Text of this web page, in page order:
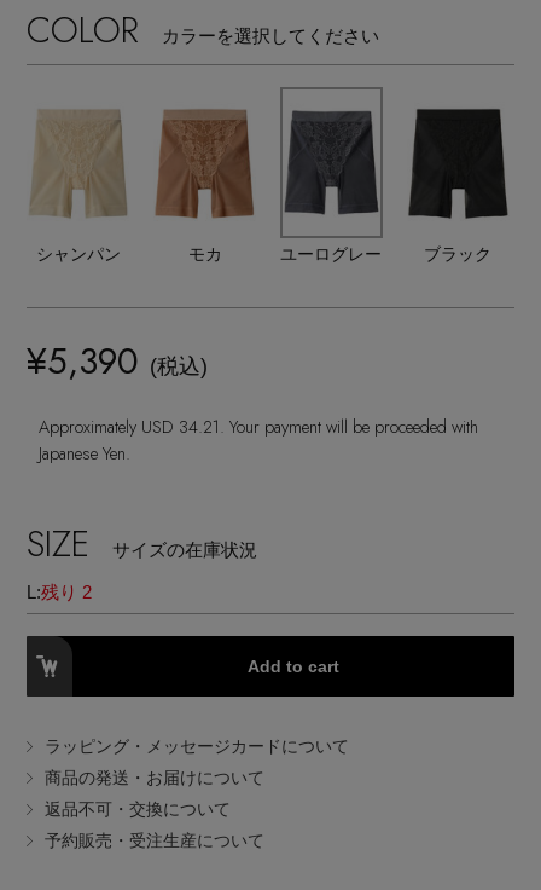
【限定】ここでしか買えないアイテム
【ペプラム】トレンドシルエット
『ELLE』最新号掲載
カットソー・Tシャツ
パンツ
スカート
コート
ルームウェア・パジャマ
サンダル
スニーカー
レインシューズ
ブーツ
ショルダーバッグ
財布・小物
ボディバッグ・ウェストポーチ
ボストンバッグ
すべてのファッション小物
ストール・マフラー・ケープ
帽子・イヤーマフ
スマートフォンケース・タブレットケース
アイウェア
グローブ
レッグウェア
ポーチ
チャーム・ストラップ
アクセサリー
すべてのアクセサリー
ピアス・イヤリング
バングル・ブレスレット
リング
チャーム
ランジェリー
すべてのランジェリー
インナー
スポーツ
すべてのスポーツ
シューズ
水着・スイムウェア
BRAND NEWS
HOT STYLE
EDITOR'S CLOSET
COLOR カラーを選択してください
シャンパン モカ ユーログレー ブラック
¥5,390 (税込)
Approximately USD 34.21. Your payment will be proceeded with
Japanese Yen.
SIZE サイズの在庫状況
L:残り 2
Add to cart
ラッピング・メッセージカードについて
商品の発送・お届けについて
返品不可・交換について
予約販売・受注生産について